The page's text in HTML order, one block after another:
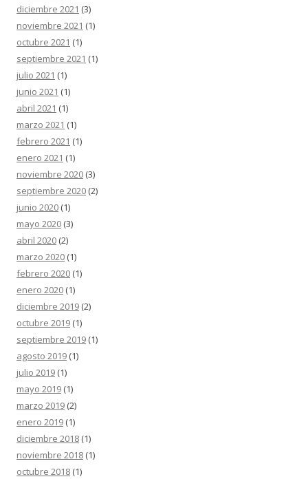
diciembre 2021 (3)
noviembre 2021 (1)
octubre 2021 (1)
septiembre 2021 (1)
julio 2021 (1)
junio 2021 (1)
abril 2021 (1)
marzo 2021 (1)
febrero 2021 (1)
enero 2021 (1)
noviembre 2020 (3)
septiembre 2020 (2)
junio 2020 (1)
mayo 2020 (3)
abril 2020 (2)
marzo 2020 (1)
febrero 2020 (1)
enero 2020 (1)
diciembre 2019 (2)
octubre 2019 (1)
septiembre 2019 (1)
agosto 2019 (1)
julio 2019 (1)
mayo 2019 (1)
marzo 2019 (2)
enero 2019 (1)
diciembre 2018 (1)
noviembre 2018 (1)
octubre 2018 (1)